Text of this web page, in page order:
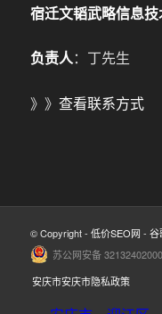
宿迁文韬武略信息
负责人：丁先生
》》 查看联系方式
© Copyright - 低价SEO网 - 谷
苏公网安备
安庆市安庆市隐私政策